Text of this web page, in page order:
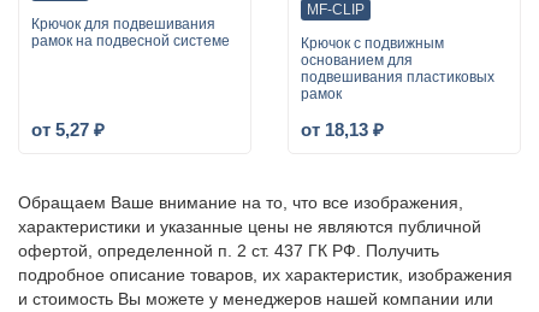
Крючок для подвешивания
рамок на подвесной системе
от 5,27 ₽
MF-CLIP
Крючок с подвижным
основанием для
подвешивания пластиковых
рамок
от 18,13 ₽
Обращаем Ваше внимание на то, что все изображения,
характеристики и указанные цены не являются публичной
офертой, определенной п. 2 ст. 437 ГК РФ. Получить
подробное описание товаров, их характеристик, изображения
и стоимость Вы можете у менеджеров нашей компании или